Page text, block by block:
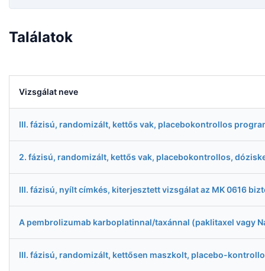
Találatok
Vizsgálat neve
III. fázisú, randomizált, kettős vak, placebokontrollos
2. fázisú, randomizált, kettős vak, placebokontrollos,
III. fázisú, nyílt címkés, kiterjesztett vizsgálat az MK 0616
A pembrolizumab karboplatinnal/taxánnal (paklitaxel vagy
III. fázisú, randomizált, kettősen maszkolt, placebo-